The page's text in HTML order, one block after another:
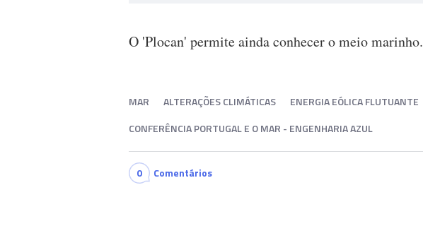
O 'Plocan' permite ainda conhecer o meio marinho.
MAR ALTERAÇÕES CLIMÁTICAS
ENERGIA EÓLICA FLUTUANTE
CONFERÊNCIA PORTUGAL E O MAR - ENGENHARIA AZUL
0 Comentários